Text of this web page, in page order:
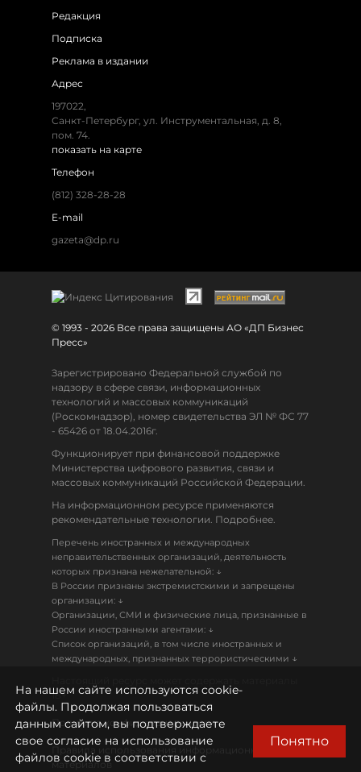
Редакция
Подписка
Реклама в издании
Адрес
197022,
Санкт-Петербург, ул. Инструментальная, д. 8,
пом. 74.
показать на карте
Телефон
(812) 328-28-28
E-mail
gazeta@dp.ru
© 1993 - 2026 Все права защищены АО «ДП Бизнес
Пресс»
Зарегистрировано Федеральной службой по
надзору в сфере связи, информационных
технологий и массовых коммуникаций
(Роскомнадзор), номер свидетельства ЭЛ № ФС 77
- 65426 от 18.04.2016г.
Функционирует при финансовой поддержке
Министерства цифрового развития, связи и
массовых коммуникаций Российской Федерации.
На информационном ресурсе применяются
рекомендательные технологии. Подробнее.
Перечень иностранных и международных
неправительственных организаций, деятельность
которых признана нежелательной: ↓
В России признаны экстремистскими и запрещены
организации: ↓
Организации, СМИ и физические лица, признанные в
России иностранными агентами: ↓
Список организаций, в том числе иностранных и
международных, признанных террористическими ↓
18+
Политика конфиденциальности
Правила использования информационных
материалов
На нашем сайте используются cookie-
файлы. Продолжая пользоваться
данным сайтом, вы подтверждаете
свое согласие на использование
файлов cookie в соответствии с
Понятно